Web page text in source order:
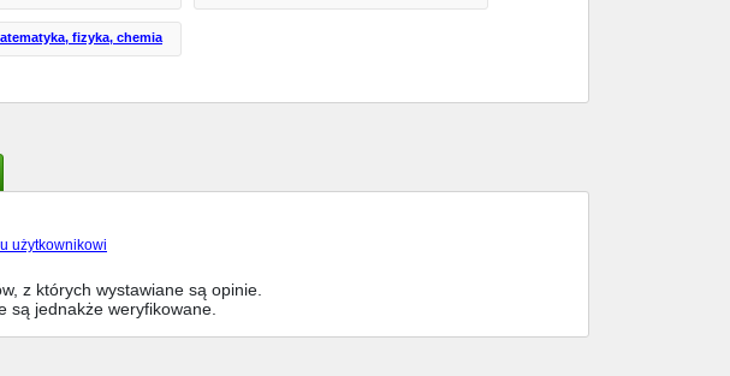
fizyka, chemia
użytkownikowi
z których wystawiane są opinie.
są jednakże weryfikowane.